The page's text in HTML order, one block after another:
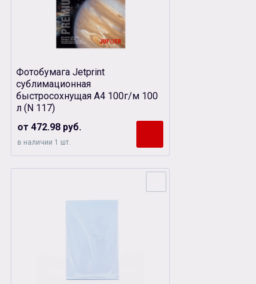
Фотобумага Jetprint
сублимационная
быстросохнущая А4 100г/м 100
л (N 117)
от 472.98 руб.
в наличии 1 шт.